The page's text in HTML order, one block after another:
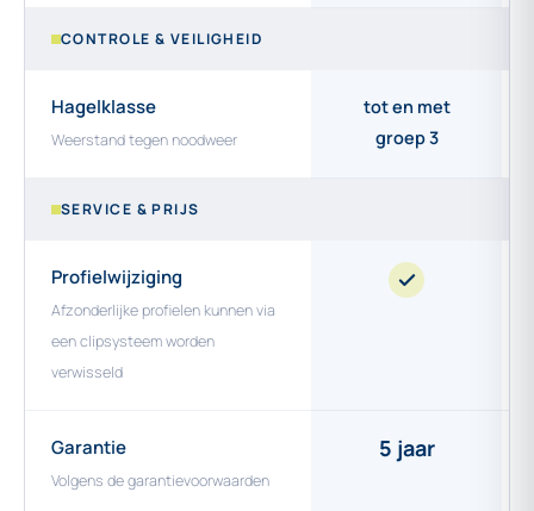
CONTROLE & VEILIGHEID
Hagelklasse
Weerstand tegen noodweer
tot en met
groep 3
SERVICE & PRIJS
Profielwijziging
Afzonderlijke profielen kunnen via
een clipsysteem worden
verwisseld
Garantie
Volgens de garantievoorwaarden
5 jaar